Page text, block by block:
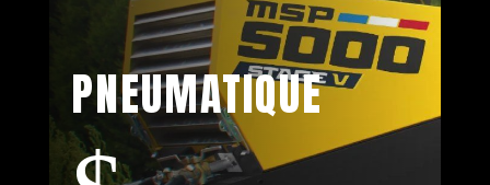
PNEUMATIQUE